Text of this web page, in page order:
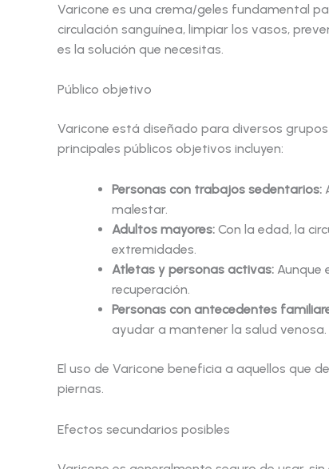
Varicone es una crema/geles fundamental
circulación sanguínea, limpiar los vasos,
es la solución que necesitas.
Público objetivo
Varicone está diseñado para diversos
principales públicos objetivos incluyen:
Personas con trabajos sedentarios:
malestar.
Adultos mayores: Con la edad, la
extremidades.
Atletas y personas activas: Aunque
recuperación.
Personas con antecedentes
ayudar a mantener la salud venosa.
El uso de Varicone beneficia a aquellos que
piernas.
Efectos secundarios posibles